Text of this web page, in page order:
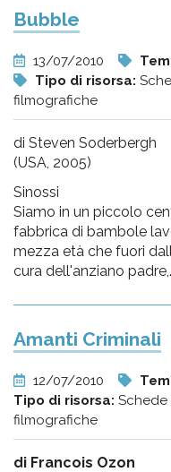
Bubble
13/07/2010
Tipo di risorsa:
filmografiche
di Steven Soderbergh
(USA, 2005)
Sinossi
Siamo in un piccolo
fabbrica di bambole
mezza età che fuori
cura dell'anziano
Amanti Criminali
12/07/2010
Tipo di risorsa: Schede
filmografiche
di Francois Ozon